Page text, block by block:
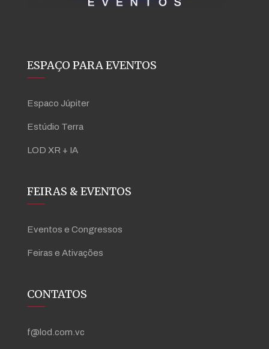
ESPAÇO PARA EVENTOS
Espaco Júpiter
Estúdio Terra
LOD XR + IA
FEIRAS & EVENTOS
Eventos e Congressos
Feiras e Ativações
CONTATOS
f@lod.com.vc